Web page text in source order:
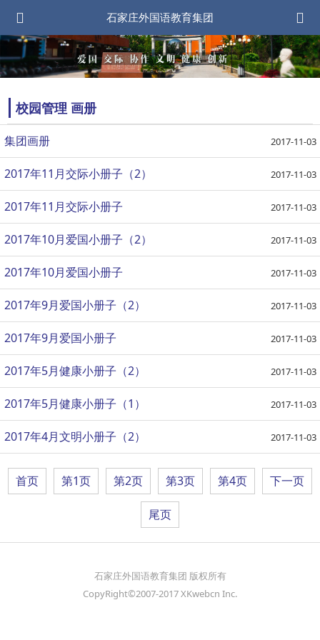
石家庄外国语教育集团
校园管理 画册
集团画册 2017-11-03
2017年11月交际小册子（2） 2017-11-03
2017年11月交际小册子 2017-11-03
2017年10月爱国小册子（2） 2017-11-03
2017年10月爱国小册子 2017-11-03
2017年9月爱国小册子（2） 2017-11-03
2017年9月爱国小册子 2017-11-03
2017年5月健康小册子（2） 2017-11-03
2017年5月健康小册子（1） 2017-11-03
2017年4月文明小册子（2） 2017-11-03
首页 第1页 第2页 第3页 第4页 下一页
尾页
石家庄外国语教育集团 版权所有
CopyRight©2007-2017 XKwebcn Inc.